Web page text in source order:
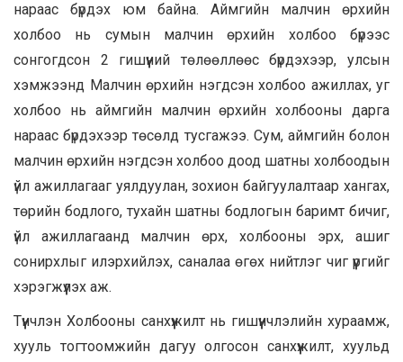
нараас бүрдэх юм байна. Аймгийн малчин өрхийн
холбоо нь сумын малчин өрхийн холбоо бүрээс
сонгогдсон 2 гишүүний төлөөллөөс бүрдэхээр, улсын
хэмжээнд Малчин өрхийн нэгдсэн холбоо ажиллах, уг
холбоо нь аймгийн малчин өрхийн холбооны дарга
нараас бүрдэхээр төсөлд тусгажээ. Сум, аймгийн болон
малчин өрхийн нэгдсэн холбоо доод шатны холбоодын
үйл ажиллагааг уялдуулан, зохион байгуулалтаар хангах,
төрийн бодлого, тухайн шатны бодлогын баримт бичиг,
үйл ажиллагаанд малчин өрх, холбооны эрх, ашиг
сонирхлыг илэрхийлэх, саналаа өгөх нийтлэг чиг үүргийг
хэрэгжүүлэх аж.
Түүнчлэн Холбооны санхүүжилт нь гишүүнчлэлийн хураамж,
хууль тогтоомжийн дагуу олгосон санхүүжилт, хуульд